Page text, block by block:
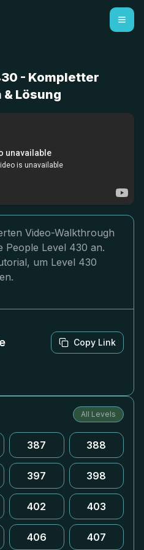
- Kompletter
Lösung
Video-Walkthrough
People Level 430 an.
um Level 430
Copy Link
All Levels
387 388
397 398
402 403
406 407